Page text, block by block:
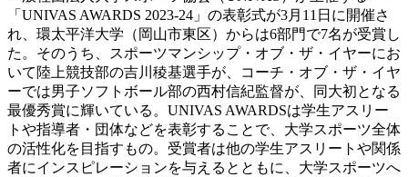
「UNIVAS AWARDS 2023-24」の表彰式が3月11日に開催さ
れ、環太平洋大学（岡山市東区）からは6部門で7名が受賞し
た。そのうち、スポーツマンシップ・オブ・ザ・イヤーにお
いて陸上競技部の吉川稜基選手が、コーチ・オブ・ザ・イヤ
ーでは男子ソフトボール部の西村信紀監督が、同大初となる
最優秀賞に輝いている。UNIVAS AWARDSは学生アスリー
トや指導者・団体などを表彰することで、大学スポーツ全体
の活性化を目指すもの。受賞者は他の学生アスリートや関係
者にインスピレーションを与えるとともに、大学スポーツへ